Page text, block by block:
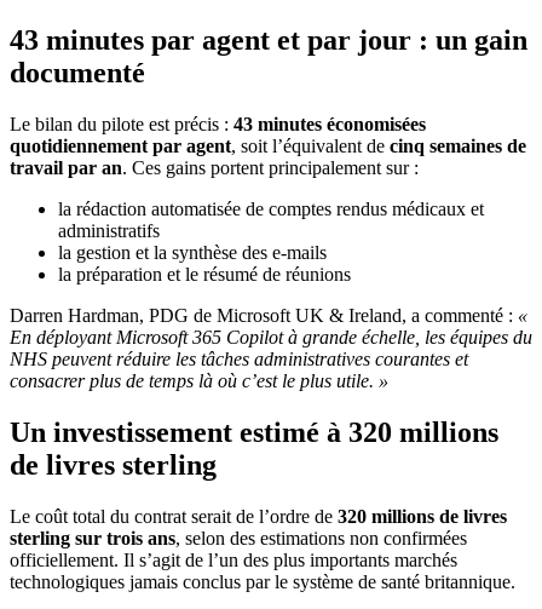
43 minutes par agent et par jour : un gain
documenté
Le bilan du pilote est précis : 43 minutes économisées
quotidiennement par agent, soit l’équivalent de cinq semaines de
travail par an. Ces gains portent principalement sur :
la rédaction automatisée de comptes rendus médicaux et
administratifs
la gestion et la synthèse des e-mails
la préparation et le résumé de réunions
Darren Hardman, PDG de Microsoft UK & Ireland, a commenté : «
En déployant Microsoft 365 Copilot à grande échelle, les équipes du
NHS peuvent réduire les tâches administratives courantes et
consacrer plus de temps là où c’est le plus utile. »
Un investissement estimé à 320 millions
de livres sterling
Le coût total du contrat serait de l’ordre de 320 millions de livres
sterling sur trois ans, selon des estimations non confirmées
officiellement. Il s’agit de l’un des plus importants marchés
technologiques jamais conclus par le système de santé britannique.